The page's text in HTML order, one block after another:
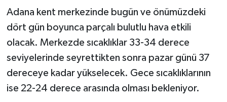
Adana kent merkezinde bugün ve önümüzdeki
dört gün boyunca parçalı bulutlu hava etkili
olacak. Merkezde sıcaklıklar 33-34 derece
seviyelerinde seyrettikten sonra pazar günü 37
dereceye kadar yükselecek. Gece sıcaklıklarının
ise 22-24 derece arasında olması bekleniyor.